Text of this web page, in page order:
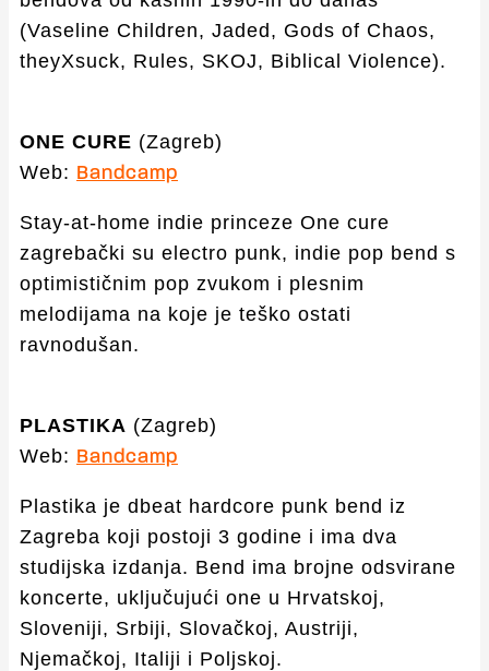
(Vaseline Children, Jaded, Gods of Chaos,
theyXsuck, Rules, SKOJ, Biblical Violence).
ONE CURE (Zagreb)
Web: Bandcamp
Stay-at-home indie princeze One cure
zagrebački su electro punk, indie pop bend s
optimističnim pop zvukom i plesnim
melodijama na koje je teško ostati
ravnodušan.
PLASTIKA (Zagreb)
Web: Bandcamp
Plastika je dbeat hardcore punk bend iz
Zagreba koji postoji 3 godine i ima dva
studijska izdanja. Bend ima brojne odsvirane
koncerte, uključujući one u Hrvatskoj,
Sloveniji, Srbiji, Slovačkoj, Austriji,
Njemačkoj, Italiji i Poljskoj.